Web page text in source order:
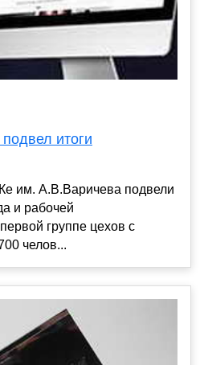
итоги
им. А.В.Варичева подвели
и рабочей
группе цехов с
челов...